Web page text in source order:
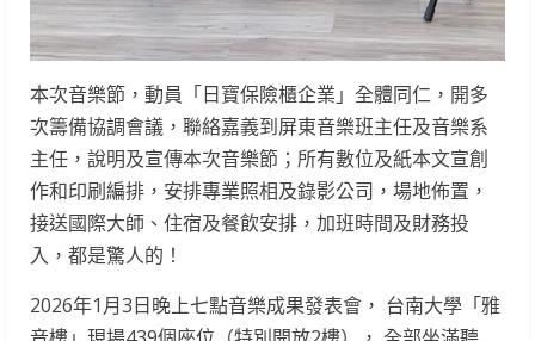
本次音樂節，動員「日寶保險櫃企業」全體同仁，開多
次籌備協調會議，聯絡嘉義到屏東音樂班主任及音樂系
主任，說明及宣傳本次音樂節；所有數位及紙本文宣創
作和印刷編排，安排專業照相及錄影公司，場地佈置，
接送國際大師、住宿及餐飲安排，加班時間及財務投
入，都是驚人的！
2026年1月3日晚上七點音樂成果發表會， 台南大學「雅